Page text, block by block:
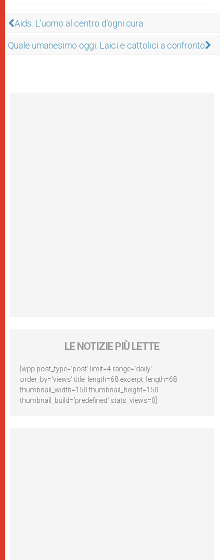
Aids. L'uomo al centro d'ogni cura
Quale umanesimo oggi. Laici e cattolici a confronto
LE NOTIZIE PIÙ LETTE
[wpp post_type='post' limit=4 range='daily'
order_by='views' title_length=68 excerpt_length=68
thumbnail_width=150 thumbnail_height=150
thumbnail_build='predefined' stats_views=0]